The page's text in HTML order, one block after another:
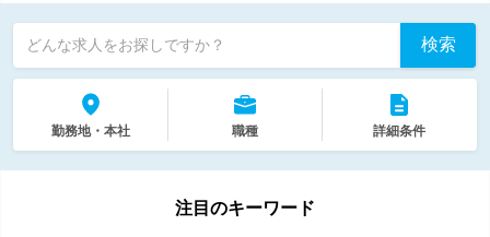
どんな求人をお探しですか？ 検索
勤務地・本社 職種 詳細条件
注目のキーワード